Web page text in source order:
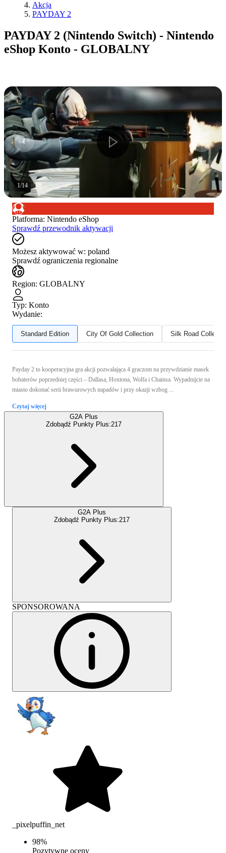
Akcja
PAYDAY 2
PAYDAY 2 (Nintendo Switch) - Nintendo
eShop Konto - GLOBALNY
1/14
Platforma: Nintendo eShop
Sprawdź przewodnik aktywacji
Możesz aktywować w: poland
Sprawdź ograniczenia regionalne
Region: GLOBALNY
Typ: Konto
Wydanie:
Standard Edition City Of Gold Collection Silk Road
Payday 2 to kooperacyjna gra akcji pozwalająca 4 graczom na przywdzianie masek
bohaterów poprzedniej części – Dallasa, Hoxtona, Wolfa i Chainsa. Wypadnijcie na
miasto dokonać serii brawurowych napadów i przy okazji wzbog ...
Czytaj więcej
G2A Plus
Zdobądź Punkty Plus:217
G2A Plus
Zdobądź Punkty Plus:217
SPONSOROWANA
_pixelpuffin_net
98%
Pozytywne oceny